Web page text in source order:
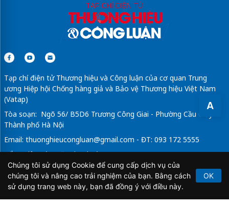
A
Tạp chí điện tử Thương hiệu và Công luận của cơ quan Trung
ương Hiệp hội Chống hàng giả và Bảo vệ Thương hiệu Việt Nam
(Vatap)
Tòa soạn: Ngõ 56/ B5D6 Trương Công Giai - Phường Cầu Giấy -
Thành phố Hà Nội
Email: thuonghieucongluan@gmail.com - ĐT: 093 172 5555
Tổng Biên Tập: Vũ Đức Thuận
Giấy phép hoạt động báo chí điện tử số 64/GP-BTTTT do Bộ
Thông tin và Truyền thông cấp ngày 21/2/2020.
Chúng tôi sử dụng Cookie để cung cấp dịch vụ của
chúng tôi và nâng cao trải nghiệm của bạn. Bằng cách
sử dụng trang web này, bạn đã đồng ý với điều này.
OK